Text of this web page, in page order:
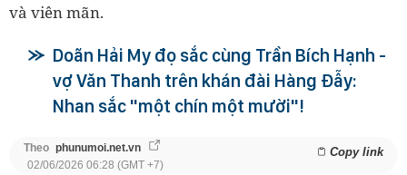
và viên mãn.
Doãn Hải My đọ sắc cùng Trần Bích Hạnh -
vợ Văn Thanh trên khán đài Hàng Đẫy:
Nhan sắc "một chín một mười"!
Theo phunumoi.net.vn Copy link
02/06/2026 06:28 (GMT +7)